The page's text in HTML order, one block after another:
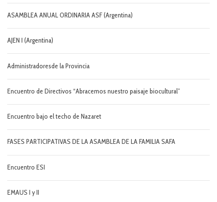
ASAMBLEA ANUAL ORDINARIA ASF (Argentina)
AJEN I (Argentina)
Administradoresde la Provincia
Encuentro de Directivos “Abracemos nuestro paisaje biocultural”
Encuentro bajo el techo de Nazaret
FASES PARTICIPATIVAS DE LA ASAMBLEA DE LA FAMILIA SAFA
Encuentro ESI
EMAUS I y II